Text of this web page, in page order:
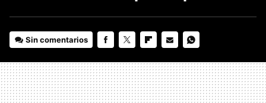
Sin comentarios
MAIL